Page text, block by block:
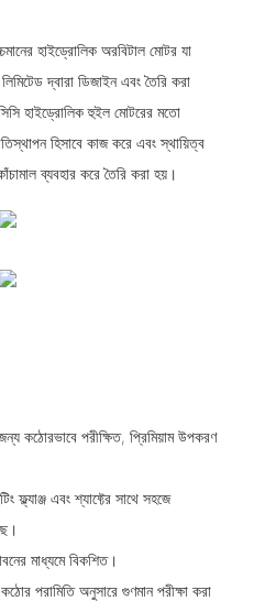
হাইড্রোলিক অরবিটাল মোটর যা
লিমিটেড দ্বারা ডিজাইন এবং তৈরি করা
হাইড্রোলিক হুইল মোটরের মতো
হিসাবে কাজ করে এবং স্থায়িত্ব
ব্যবহার করে তৈরি করা হয়।
কঠোরভাবে পরীক্ষিত, প্রিমিয়াম উপকরণ
ফ্ল্যাঞ্জ এবং শ্যাফ্টের সাথে সহজে
মাধ্যমে বিকশিত।
পরামিতি অনুসারে গুণমান পরীক্ষা করা